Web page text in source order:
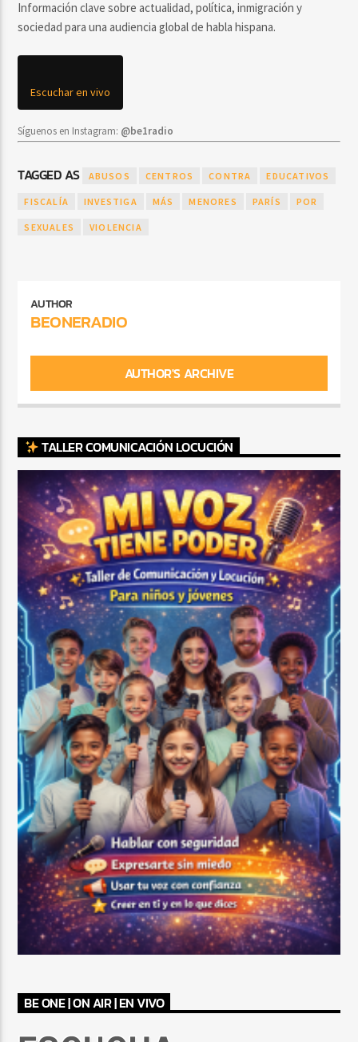
Información clave sobre actualidad, política, inmigración y
sociedad para una audiencia global de habla hispana.
Escuchar en vivo
Síguenos en Instagram: @be1radio
TAGGED AS ABUSOS CENTROS CONTRA EDUCATIVOS
FISCALÍA INVESTIGA MÁS MENORES PARÍS POR
SEXUALES VIOLENCIA
AUTHOR
BEONERADIO
AUTHOR'S ARCHIVE
TALLER COMUNICACIÓN LOCUCIÓN
BE ONE | ON AIR | EN VIVO